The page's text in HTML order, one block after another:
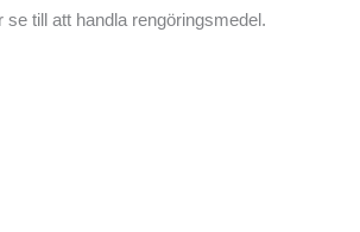
till att handla rengöringsmedel.